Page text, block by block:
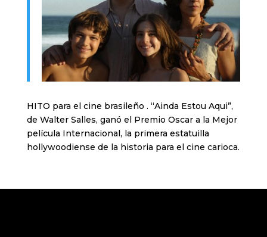
HITO para el cine brasileño . “Ainda Estou Aqui”,
de Walter Salles, ganó el Premio Oscar a la Mejor
película Internacional, la primera estatuilla
hollywoodiense de la historia para el cine carioca.